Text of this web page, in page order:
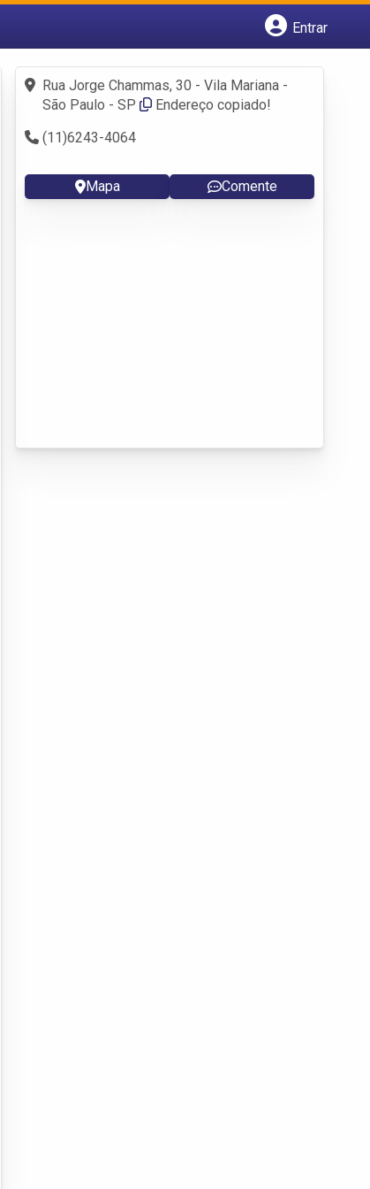
Entrar
Fazer login
Criar conta
Rua Jorge Chammas, 30 - Vila Mariana -
São Paulo - SP
Endereço copiado!
(11)6243-4064
Mapa Comente